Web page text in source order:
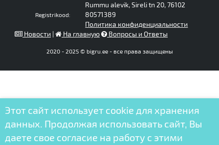
Rummu alevik, Sireli tn 20, 76102
Registrikood:
80571389
Политика конфиденциальности
Новости | На главную Вопросы и Ответы
2020 - 2025 © bigru.ee - все права защищены
Этот сайт использует cookie для хранения
данных. Продолжая использовать сайт, Вы
даете свое согласие на работу с этими